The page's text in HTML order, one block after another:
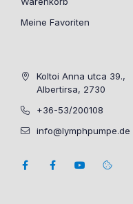
Meine Favoriten
Koltoi Anna utca 39.,
Albertirsa, 2730
+36-53/200108
info@lymphpumpe.de